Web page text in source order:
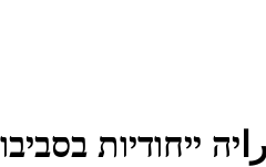
ייחודיות